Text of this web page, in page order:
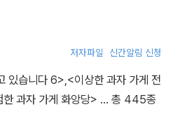
보여주는 인간의 욕심, 행복, 올바른
을 수 있다.
저자파일 신간알림 신청
있습니다 6>,<이상한 과자 가게 전
한 과자 가게 화앙당> … 총 445종